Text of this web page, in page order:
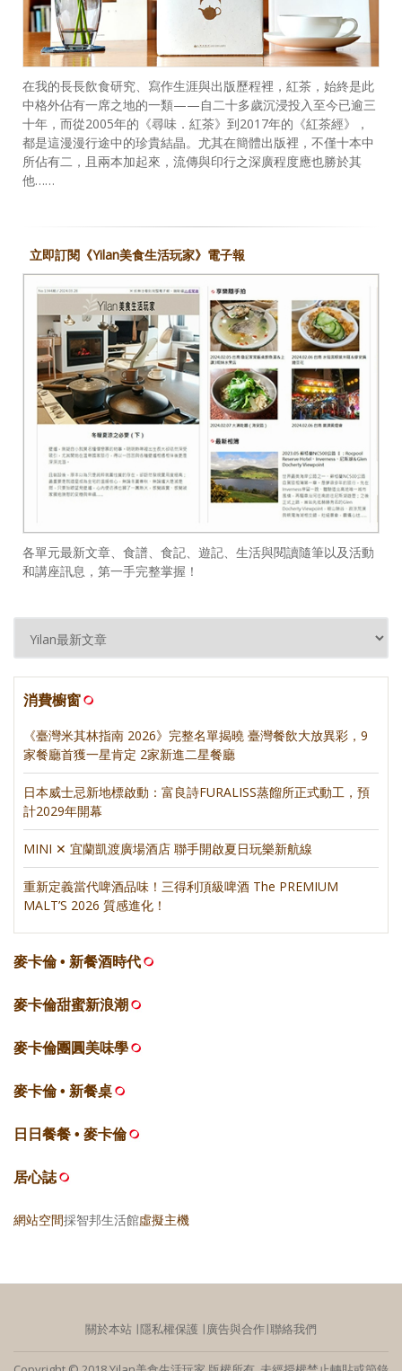
在我的長長飲食研究、寫作生涯與出版歷程裡，紅茶，始終是此
中格外佔有一席之地的一類——自二十多歲沉浸投入至今已逾三
十年，而從2005年的《尋味．紅茶》到2017年的《紅茶經》，
都是這漫漫行途中的珍貴結晶。尤其在簡體出版裡，不僅十本中
所佔有二，且兩本加起來，流傳與印行之深廣程度應也勝於其
他……
立即訂閱《Yilan美食生活玩家》電子報
各單元最新文章、食譜、食記、遊記、生活與閱讀隨筆以及活動
和講座訊息，第一手完整掌握！
消費櫥窗
《臺灣米其林指南 2026》完整名單揭曉 臺灣餐飲大放異彩，9
家餐廳首獲一星肯定 2家新進二星餐廳
日本威士忌新地標啟動：富良詩FURALISS蒸餾所正式動工，預
計2029年開幕
MINI ✕ 宜蘭凱渡廣場酒店 聯手開啟夏日玩樂新航線
重新定義當代啤酒品味！三得利頂級啤酒 The PREMIUM
MALT’S 2026 質感進化！
麥卡倫 • 新餐酒時代
麥卡倫甜蜜新浪潮
麥卡倫團圓美味學
麥卡倫 • 新餐桌
日日餐餐 • 麥卡倫
居心誌
網站空間採智邦生活館虛擬主機
關於本站 ∣隱私權保護 ∣廣告與合作∣聯絡我們